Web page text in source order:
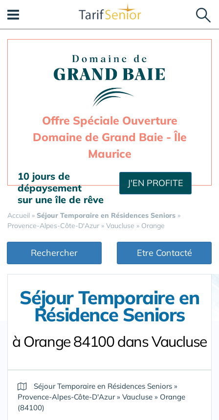
Offre Spéciale Ouverture
Domaine de Grand Baie - Île
Maurice
J'EN PROFITE
10 jours de
dépaysement
sur une île de rêve
Accueil » Séjour Temporaire en Résidences Seniors »
Provence-Alpes-Côte-D'Azur » Vaucluse » Orange
Rechercher Etre Contacté
Séjour Temporaire en
Résidence Seniors
à Orange 84100 dans Vaucluse
Séjour Temporaire en Résidences Seniors »
Provence-Alpes-Côte-D'Azur» Vaucluse » Orange
(84100)